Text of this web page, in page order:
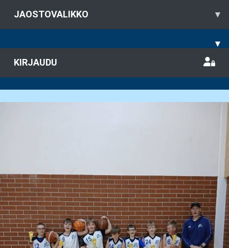
JAOSTOVALIKKO ▾
▾
KIRJAUDU